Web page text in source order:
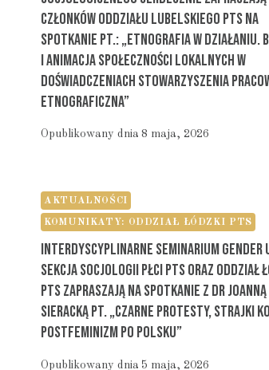
Członków Oddziału Lubelskiego PTS Na
Spotkanie Pt.: „Etnografia W Działaniu.
I Animacja Społeczności Lokalnych W
Doświadczeniach Stowarzyszenia
Etnograficzna”
Opublikowany dnia 8 maja, 2026
AKTUALNOŚCI
KOMUNIKATY: ODDZIAŁ ŁÓDZKI PTS
Interdyscyplinarne Seminarium Gender
Sekcja Socjologii Płci PTS Oraz Oddział
PTS Zapraszają Na Spotkanie Z Dr Joanną
Sieracką Pt. „Czarne Protesty, Strajki
Postfeminizm Po Polsku”
Opublikowany dnia 5 maja, 2026